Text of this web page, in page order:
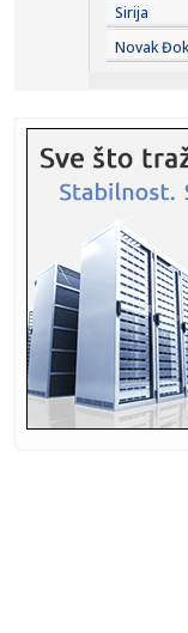
10:20:
10:17:
putovanju
10:16:
"Poboljša...
10:14:
donela
10:13:Novi
na s...
10:13:
namere ...
Sirija
Novak